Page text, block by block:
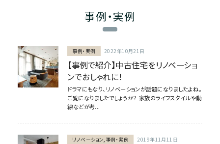
事例・実例
事例・実例 2022年10月21日
【事例で紹介】中古住宅をリノベーショ
ンでおしゃれに！
ドラマにもなり、リノベーションが話題になりましたよね。
ご覧になりましたでしょうか？ 家族のライフスタイルや動
線などが考...
リノベーション,事例・実例 2019年11月11日